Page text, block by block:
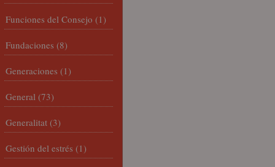
Funciones del Consejo (1)
Fundaciones (8)
Generaciones (1)
General (73)
Generalitat (3)
Gestión del estrés (1)